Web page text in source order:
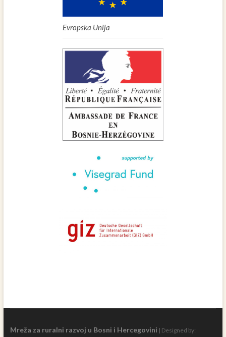
Evropska Unija
Mreža za ruralni razvoj u Bosni i Hercegovini | Designed by: